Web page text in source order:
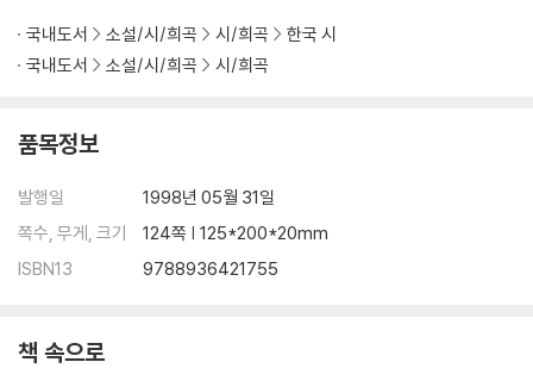
4. 불면의 일기
덕수궁 돌담길
알리바이
거대한 뿌리
사랑의 정원
정든 한숨
낮술은
국내도서 소설/시/희곡 시/희곡
한국 시
국내도서
소설/시/희곡 시/희곡
품목정보
발행일
1998년 05월 31일
쪽수, 무게, 크기
124쪽 | 125*200*20mm
ISBN13
9788936421755
책 속으로